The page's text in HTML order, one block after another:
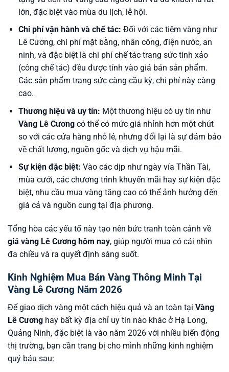
lớn, đặc biệt vào mùa du lịch, lễ hội.
Chi phí vận hành và chế tác: Đối với các tiệm vàng như
Lê Cương, chi phí mặt bằng, nhân công, điện nước, an
ninh, và đặc biệt là chi phí chế tác trang sức tinh xảo
(công chế tác) đều được tính vào giá bán sản phẩm.
Các sản phẩm trang sức càng cầu kỳ, chi phí này càng
cao.
Thương hiệu và uy tín: Một thương hiệu có uy tín như
Vàng Lê Cươngcó thể có mức giá nhỉnh hơn một chút
so với các cửa hàng nhỏ lẻ, nhưng đổi lại là sự đảm bảo
về chất lượng, nguồn gốc và dịch vụ hậu mãi.
Sự kiện đặc biệt: Vào các dịp như ngày vía Thần Tài,
mùa cưới, các chương trình khuyến mãi hay sự kiện đặc
biệt, nhu cầu mua vàng tăng cao có thể ảnh hưởng đến
giá cả và nguồn cung tại địa phương.
Tổng hòa các yếu tố này tạo nên bức tranh toàn cảnh về
giá vàng Lê Cương hôm nay, giúp người mua có cái nhìn
đa chiều và ra quyết định sáng suốt.
Kinh Nghiệm Mua Bán Vàng Thông Minh Tại
Vàng Lê Cương Năm 2026
Để giao dịch vàng một cách hiệu quả và an toàn tại Vàng
Lê Cương hay bất kỳ địa chỉ uy tín nào khác ở Hạ Long,
Quảng Ninh, đặc biệt là vào năm 2026 với nhiều biến động
thị trường, bạn cần trang bị cho mình những kinh nghiệm
quý báu sau: